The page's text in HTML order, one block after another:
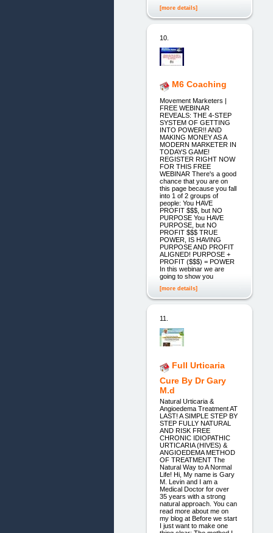
[more details]
10.
M6 Coaching
Movement Marketers |
FREE WEBINAR
REVEALS: THE 4-STEP
SYSTEM OF GETTING
INTO POWER!! AND
MAKING MONEY AS A
MODERN MARKETER IN
TODAYS GAME!
REGISTER RIGHT NOW
FOR THIS FREE
WEBINAR There's a good
chance that you are on
this page because you fall
into 1 of 2 groups of
people: You HAVE
PROFIT $$$, but NO
PURPOSE You HAVE
PURPOSE, but NO
PROFIT $$$ TRUE
POWER, IS HAVING
PURPOSE AND PROFIT
ALIGNED! PURPOSE +
PROFIT ($$$) = POWER
In this webinar we are
going to show you
[more details]
11.
Full Urticaria
Cure By Dr Gary
M.d
Natural Urticaria &
Angioedema Treatment AT
LAST! A SIMPLE STEP BY
STEP FULLY NATURAL
AND RISK FREE
CHRONIC IDIOPATHIC
URTICARIA (HIVES) &
ANGIOEDEMA METHOD
OF TREATMENT The
Natural Way to A Normal
Life! Hi, My name is Gary
M. Levin and I am a
Medical Doctor for over
35 years with a strong
natural approach. You can
read more about me on
my blog at Before we start
I just want to make one